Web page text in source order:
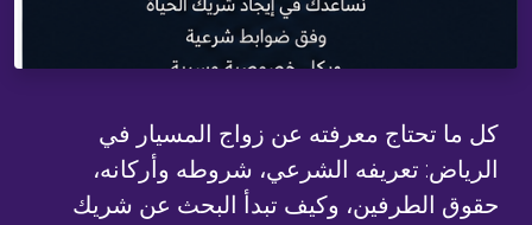
كل ما تحتاج معرفته عن زواج المسيار في
الرياض: تعريفه الشرعي، شروطه وأركانه،
حقوق الطرفين، وكيف تبدأ البحث عن شريك